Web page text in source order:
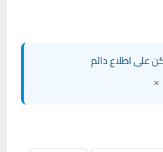
على اطلاع دائم
×